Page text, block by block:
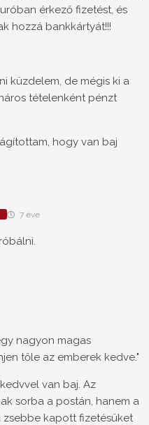
érkező fizetést, és
hozzá bankkártyát!!!
küzdelem, de mégis ki a
tételenként pénzt
hogy van baj
7 éve
nagyon magas
tőle az emberek kedve."
van baj. Az
sorba a postán, hanem a
kapott fizetésüket